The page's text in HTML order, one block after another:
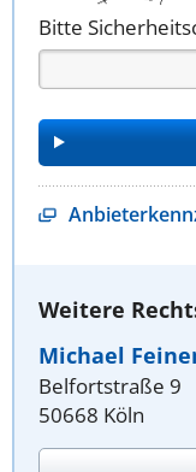
Bitte
Weitere
Michael
Belfortstraße 9
50668 Köln